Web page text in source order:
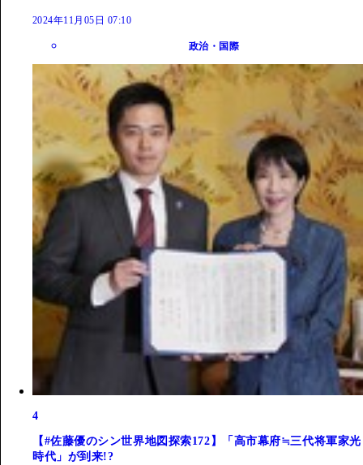
2024年11月05日 07:10
政治・国際
4
【#佐藤優のシン世界地図探索172】「高市幕府≒三代将軍家光
時代」が到来!?